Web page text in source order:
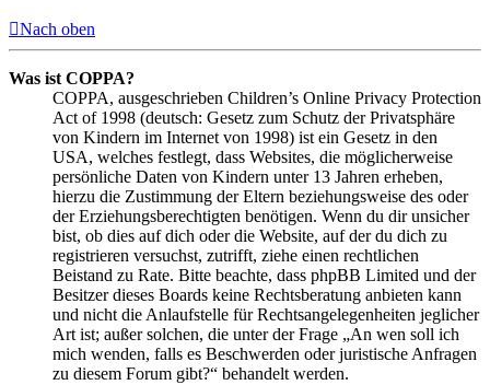
Nach oben
Was ist COPPA?
COPPA, ausgeschrieben Children’s Online Privacy Protection
Act of 1998 (deutsch: Gesetz zum Schutz der Privatsphäre
von Kindern im Internet von 1998) ist ein Gesetz in den
USA, welches festlegt, dass Websites, die möglicherweise
persönliche Daten von Kindern unter 13 Jahren erheben,
hierzu die Zustimmung der Eltern beziehungsweise des oder
der Erziehungsberechtigten benötigen. Wenn du dir unsicher
bist, ob dies auf dich oder die Website, auf der du dich zu
registrieren versuchst, zutrifft, ziehe einen rechtlichen
Beistand zu Rate. Bitte beachte, dass phpBB Limited und der
Besitzer dieses Boards keine Rechtsberatung anbieten kann
und nicht die Anlaufstelle für Rechtsangelegenheiten jeglicher
Art ist; außer solchen, die unter der Frage „An wen soll ich
mich wenden, falls es Beschwerden oder juristische Anfragen
zu diesem Forum gibt?“ behandelt werden.